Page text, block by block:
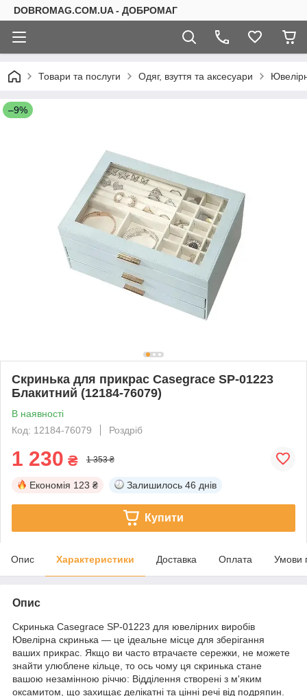
DOBROMAG.COM.UA - ДОБРОМАГ
Товари та послуги Одяг, взуття та аксесуари
–9%
Скринька для прикрас Casegrace SP-01223
Блакитний (12184-76079)
В наявності
Код: 12184-76079
Роздріб
1 230 ₴ 1 353 ₴
Економія 123 ₴ Залишилось 46 днів
Купити
Опис Характеристики Доставка Оплата Умови
Опис
Скринька Casegrace SP-01223 для ювелірних виробів
Ювелірна скринька — це ідеальне місце для зберігання
ваших прикрас. Якщо ви часто втрачаєте сережки, не можете
знайти улюблене кільце, то ось чому ця скринька стане
вашою незамінною річчю: Відділення створені з м'яким
оксамитом, що захищає делікатні та цінні речі від подряпин.